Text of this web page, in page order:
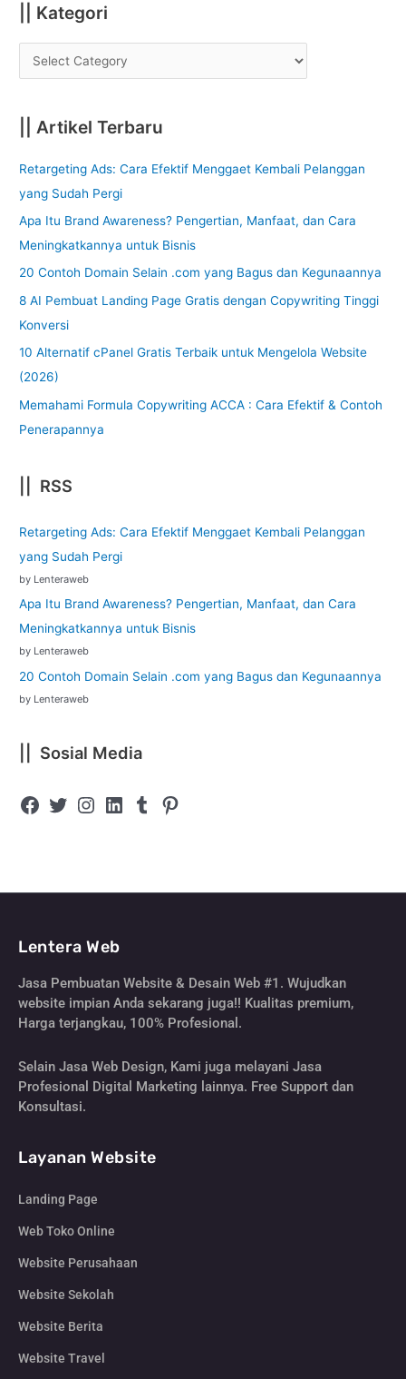
|| Kategori
|| Artikel Terbaru
Retargeting Ads: Cara Efektif Menggaet Kembali Pelanggan
yang Sudah Pergi
Apa Itu Brand Awareness? Pengertian, Manfaat, dan Cara
Meningkatkannya untuk Bisnis
20 Contoh Domain Selain .com yang Bagus dan Kegunaannya
8 AI Pembuat Landing Page Gratis dengan Copywriting Tinggi
Konversi
10 Alternatif cPanel Gratis Terbaik untuk Mengelola Website
(2026)
Memahami Formula Copywriting ACCA : Cara Efektif & Contoh
Penerapannya
|| RSS
Retargeting Ads: Cara Efektif Menggaet Kembali Pelanggan
yang Sudah Pergi
by Lenteraweb
Apa Itu Brand Awareness? Pengertian, Manfaat, dan Cara
Meningkatkannya untuk Bisnis
by Lenteraweb
20 Contoh Domain Selain .com yang Bagus dan Kegunaannya
by Lenteraweb
|| Sosial Media
Lentera Web
Jasa Pembuatan Website & Desain Web #1. Wujudkan
website impian Anda sekarang juga!! Kualitas premium,
Harga terjangkau, 100% Profesional.
Selain Jasa Web Design, Kami juga melayani Jasa
Profesional Digital Marketing lainnya. Free Support dan
Konsultasi.
Layanan Website
Landing Page
Web Toko Online
Website Perusahaan
Website Sekolah
Website Berita
Website Travel